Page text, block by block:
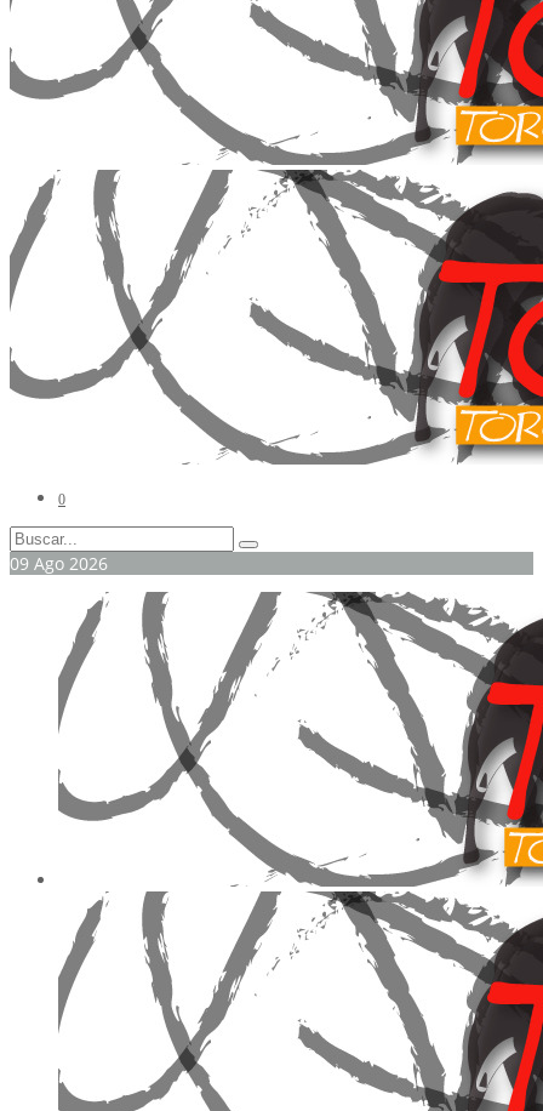
0
09 Ago 2026